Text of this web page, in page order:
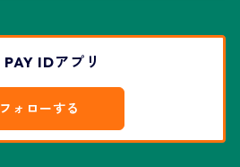
PAY IDアプリ
フォローする